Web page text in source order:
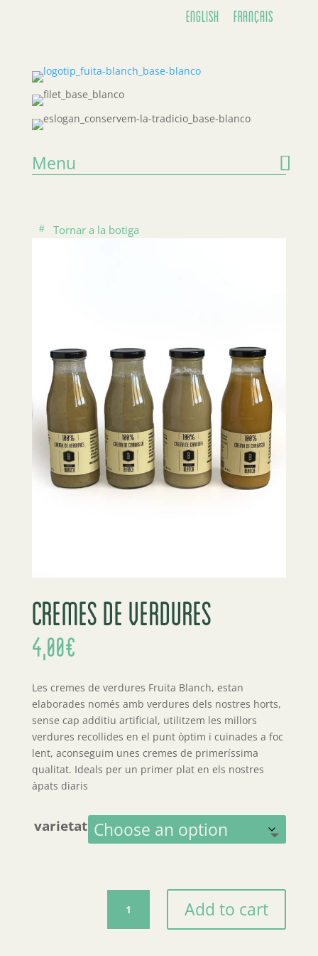
English Français
Menu
Tornar a la botiga
Cremes de verdures
4,00€
Les cremes de verdures Fruita Blanch, estan
elaborades només amb verdures dels nostres horts,
sense cap additiu artificial, utilitzem les millors
verdures recollides en el punt òptim i cuinades a foc
lent, aconseguim unes cremes de primeríssima
qualitat. Ideals per un primer plat en els nostres
àpats diaris
varietat
verdures
Add to cart